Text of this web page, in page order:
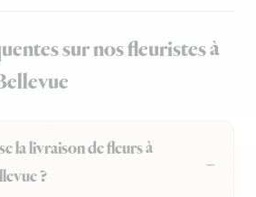
sur nos fleuristes à
la livraison de fleurs à
?